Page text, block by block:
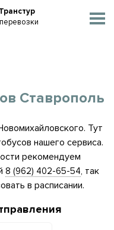
Ставрополь
. Тут
нашего сервиса.
рекомендуем
8 (962) 402-65-54, так
в расписании.